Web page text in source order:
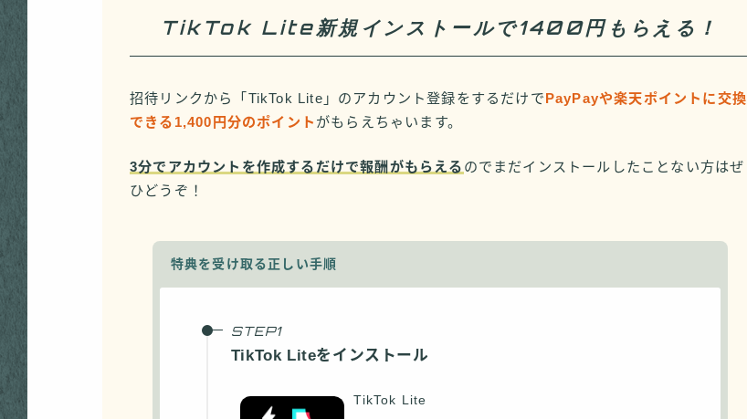
TikTok Lite新規インストールで1400円もらえる！
招待リンクから「TikTok Lite」のアカウント登録をするだけでPayPayや楽天ポイントに交換
できる1,400円分のポイント がもらえちゃいます。
3分でアカウントを作成するだけで報酬がもらえる のでまだインストールしたことない方はぜ
ひどうぞ！
特典を受け取る正しい手順
TikTok Liteをインストール
TikTok Lite